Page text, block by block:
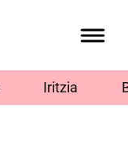
Iritzia